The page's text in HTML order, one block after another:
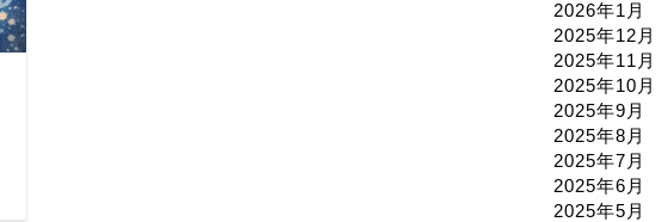
2026年1月
2025年12月
2025年11月
2025年10月
2025年9月
2025年8月
2025年7月
2025年6月
2025年5月